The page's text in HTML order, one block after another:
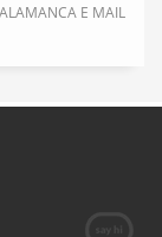
E MAIL